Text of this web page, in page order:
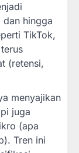
dan hingga
TikTok,
(retensi,
menyajikan
juga
(apa
Tren ini